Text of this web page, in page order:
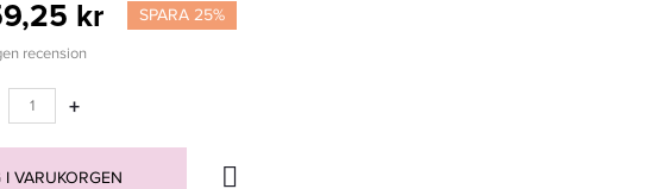
kr SPARA 25%
recension
+
I VARUKORGEN